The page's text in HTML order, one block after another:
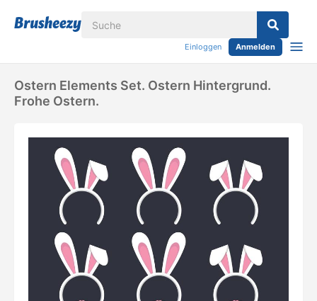
Einloggen Anmelden
Ostern Elements Set. Ostern Hintergrund.
Frohe Ostern.